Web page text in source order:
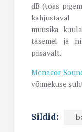
dB (toas
kahjustaval
muusika
tasemel ja
piisavalt.
Monacor
võimekuse
Sildid: